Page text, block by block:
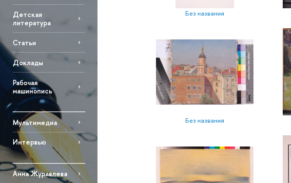
Детская
литература
Статьи
Доклады
Рабочая
машинопись
Мультимедиа
Интервью
Анна Журавлева
Без названия
Без названия